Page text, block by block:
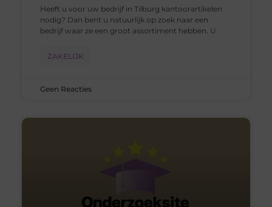
Heeft u voor uw bedrijf in Tilburg kantoorartikelen
nodig? Dan bent u natuurlijk op zoek naar een
bedrijf waar ze een groot assortiment hebben. U
ZAKELIJK
Geen Reacties